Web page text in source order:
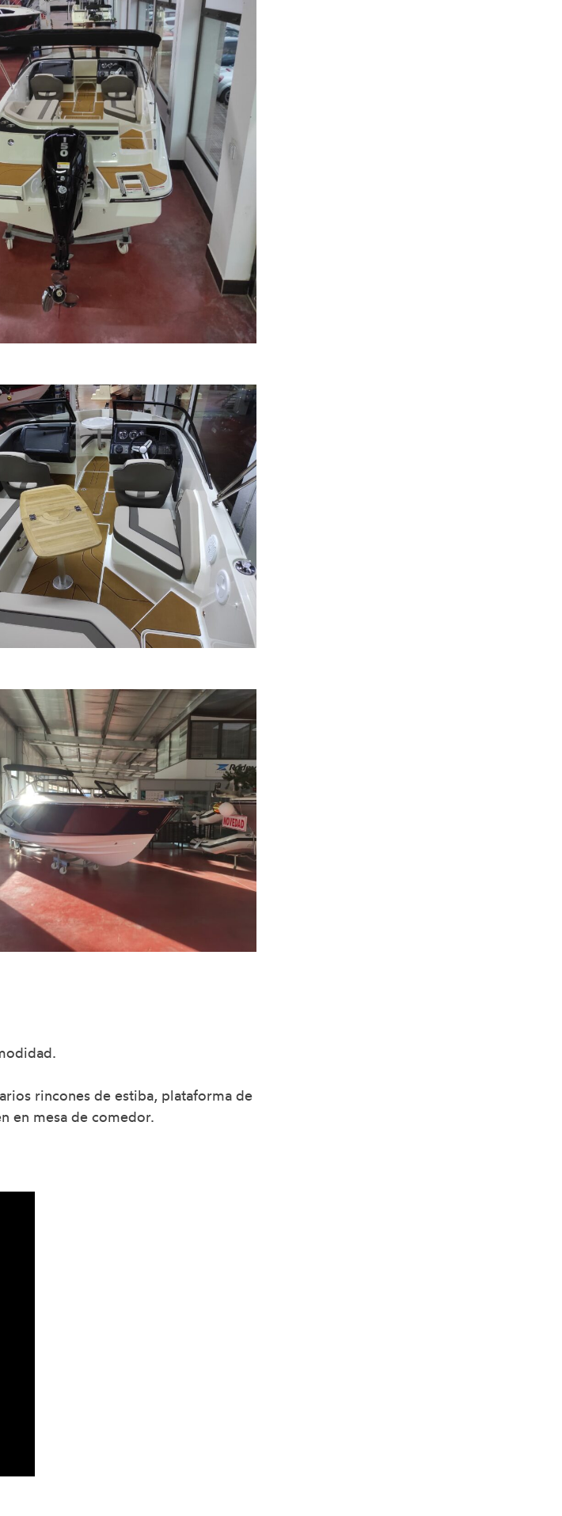
rincones de estiba, plataforma de
en mesa de comedor.